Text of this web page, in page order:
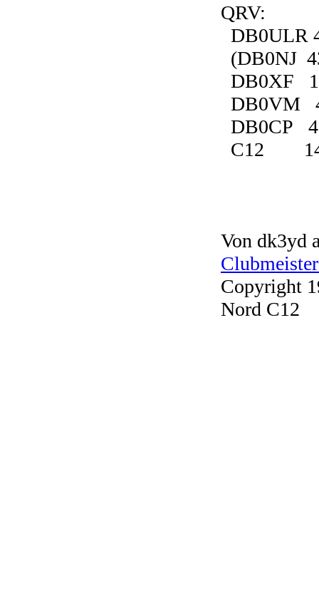
QRV:
DB0ULR
(DB0NJ
DB0XF
DB0VM
DB0CP
C12
Von dk3yd
Copyright
Nord C12